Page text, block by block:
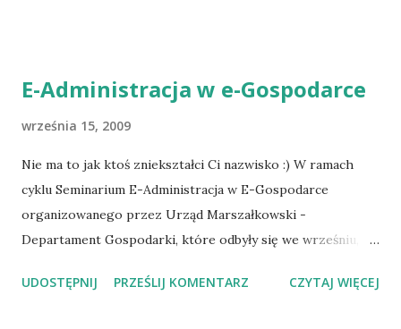
E-Administracja w e-Gospodarce
września 15, 2009
Nie ma to jak ktoś zniekształci Ci nazwisko :) W ramach
cyklu Seminarium E-Administracja w E-Gospodarce
organizowanego przez Urząd Marszałkowski -
Departament Gospodarki, które odbyły się we wrześniu, w
Piła, Poznań, miałem przyjemność moderować pierwszą
UDOSTĘPNIJ PRZEŚLIJ KOMENTARZ CZYTAJ WIĘCEJ